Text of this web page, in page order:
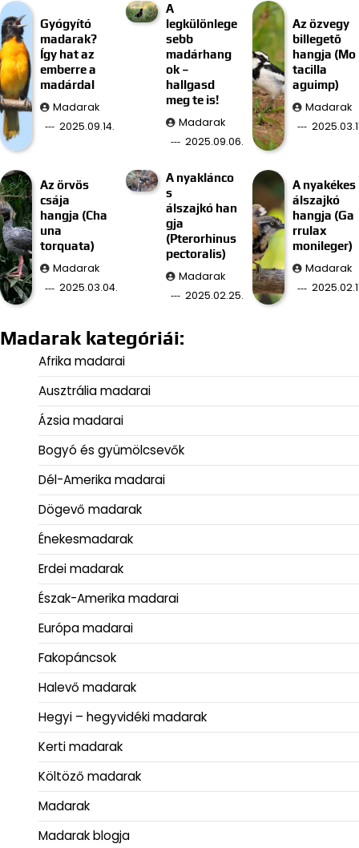
Gyógyító
madarak?
Így hat az
emberre a
madárdal
Madarak
2025.09.14.
A
legkülönlege
sebb
madárhang
ok –
hallgasd
meg te is!
Madarak
2025.09.06.
Az özvegy
billegető
hangja (Mo
tacilla
aguimp)
Madarak
Az örvös
csája
hangja (Cha
una
torquata)
Madarak
2025.03.04.
A nyaklánco
s
álszajkó han
gja
(Pterorhinus
pectoralis)
Madarak
2025.02.25.
A nyakékes
álszajkó
hangja (Ga
rrulax
monileger)
Madarak
Madarak kategóriái:
Afrika madarai
Ausztrália madarai
Ázsia madarai
Bogyó és gyümölcsevők
Dél-Amerika madarai
Dögevő madarak
Énekesmadarak
Erdei madarak
Észak-Amerika madarai
Európa madarai
Fakopáncsok
Halevő madarak
Hegyi – hegyvidéki madarak
Kerti madarak
Költöző madarak
Madarak
Madarak blogja